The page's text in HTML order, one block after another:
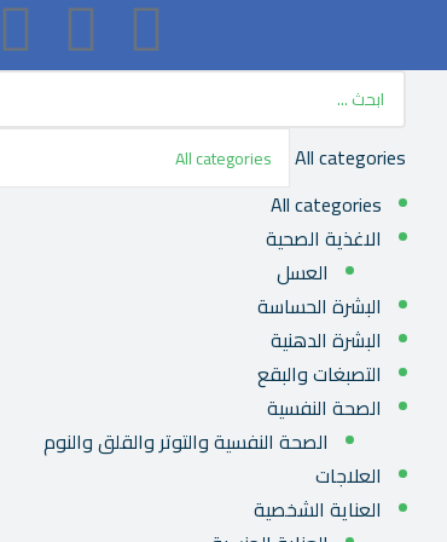
All categories
All categories
الاغذية الصحية
العسل
البشرة الحساسة
البشرة الدهنية
التصبغات والبقع
الصحة النفسية
الصحة النفسية والتوتر والقلق والنوم
العلاجات
العناية الشخصية